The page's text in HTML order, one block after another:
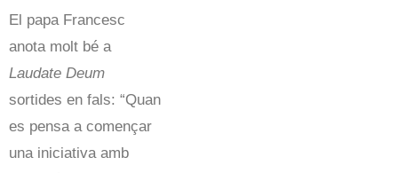
El papa Francesc
anota molt bé a
Laudate Deum
sortides en fals: “Quan
es pensa a començar
una iniciativa amb